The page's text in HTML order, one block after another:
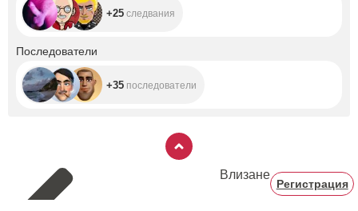
+25 следвания
Последователи
+35 последователи
Влизане
Регистрация